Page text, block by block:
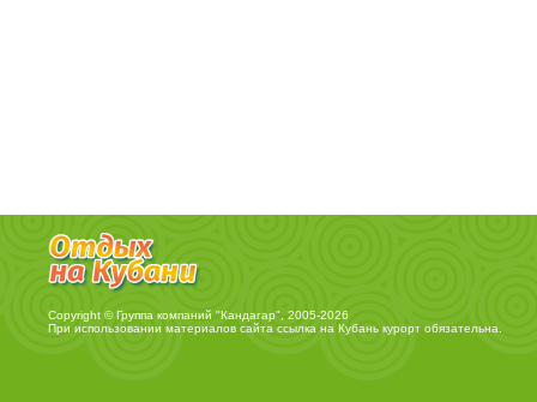
Copyright © Группа компаний "Кандагар", 2005-2026
При использовании материалов сайта ссылка на Кубань курортобязательна.